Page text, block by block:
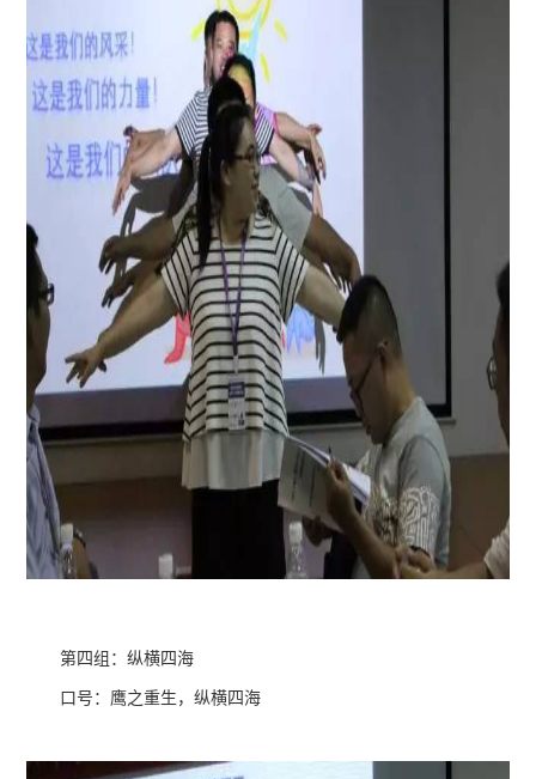
第四组：纵横四海
口号：鹰之重生，纵横四海